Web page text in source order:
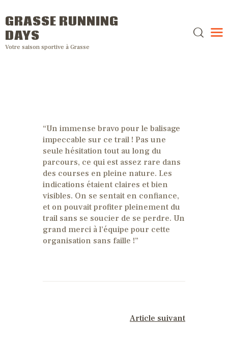
GRASSE RUNNING
DAYS
Votre saison sportive à Grasse
“Un immense bravo pour le balisage
impeccable sur ce trail ! Pas une
seule hésitation tout au long du
parcours, ce qui est assez rare dans
des courses en pleine nature. Les
indications étaient claires et bien
visibles. On se sentait en confiance,
et on pouvait profiter pleinement du
trail sans se soucier de se perdre. Un
grand merci à l’équipe pour cette
organisation sans faille !”
Article suivant